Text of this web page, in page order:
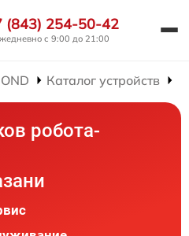
(843) 254-50-42
с 9:00 до 21:00
Каталог устройств
робота-